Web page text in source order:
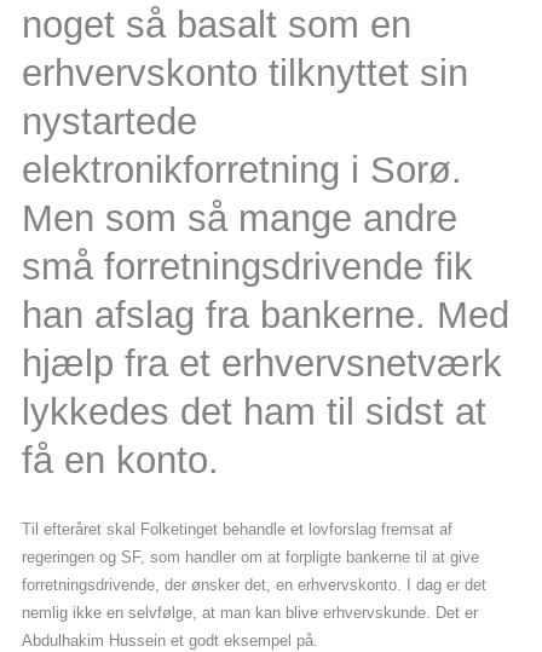
noget så basalt som en
erhvervskonto tilknyttet sin
nystartede
elektronikforretning i Sorø.
Men som så mange andre
små forretningsdrivende fik
han afslag fra bankerne. Med
hjælp fra et erhvervsnetværk
lykkedes det ham til sidst at
få en konto.
Til efteråret skal Folketinget behandle et lovforslag fremsat af
regeringen og SF, som handler om at forpligte bankerne til at give
forretningsdrivende, der ønsker det, en erhvervskonto. I dag er det
nemlig ikke en selvfølge, at man kan blive erhvervskunde. Det er
Abdulhakim Hussein et godt eksempel på.